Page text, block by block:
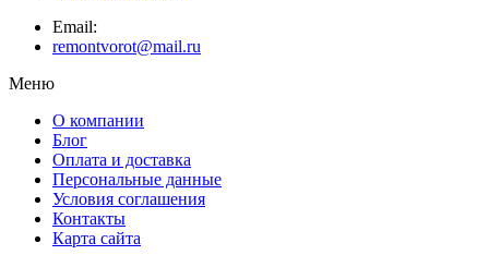
Email:
remontvorot@mail.ru
Меню
О компании
Блог
Оплата и доставка
Персональные данные
Условия соглашения
Контакты
Карта сайта